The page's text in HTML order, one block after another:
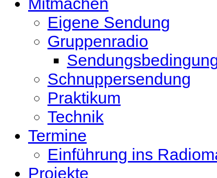
Eigene Sendung
Gruppenradio
Schnuppersendung
Praktikum
Technik
Termine
Einführung ins
Projekte